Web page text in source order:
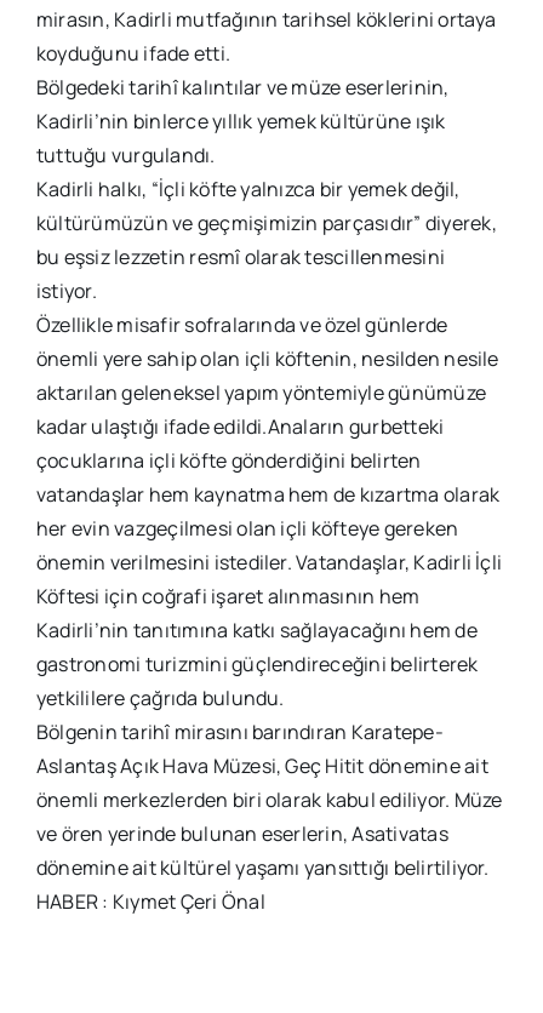
mirasın, Kadirli mutfağının tarihsel köklerini ortaya
koyduğunu ifade etti.
Bölgedeki tarihî kalıntılar ve müze eserlerinin,
Kadirli’nin binlerce yıllık yemek kültürüne ışık
tuttuğu vurgulandı.
Kadirli halkı, “İçli köfte yalnızca bir yemek değil,
kültürümüzün ve geçmişimizin parçasıdır” diyerek,
bu eşsiz lezzetin resmî olarak tescillenmesini
istiyor.
Özellikle misafir sofralarında ve özel günlerde
önemli yere sahip olan içli köftenin, nesilden nesile
aktarılan geleneksel yapım yöntemiyle günümüze
kadar ulaştığı ifade edildi.Anaların gurbetteki
çocuklarına içli köfte gönderdiğini belirten
vatandaşlar hem kaynatma hem de kızartma olarak
her evin vazgeçilmesi olan içli köfteye gereken
önemin verilmesini istediler. Vatandaşlar, Kadirli İçli
Köftesi için coğrafi işaret alınmasının hem
Kadirli’nin tanıtımına katkı sağlayacağını hem de
gastronomi turizmini güçlendireceğini belirterek
yetkililere çağrıda bulundu.
Bölgenin tarihî mirasını barındıran Karatepe-
Aslantaş Açık Hava Müzesi, Geç Hitit dönemine ait
önemli merkezlerden biri olarak kabul ediliyor. Müze
ve ören yerinde bulunan eserlerin, Asativatas
dönemine ait kültürel yaşamı yansıttığı belirtiliyor.
HABER : Kıymet Çeri Önal